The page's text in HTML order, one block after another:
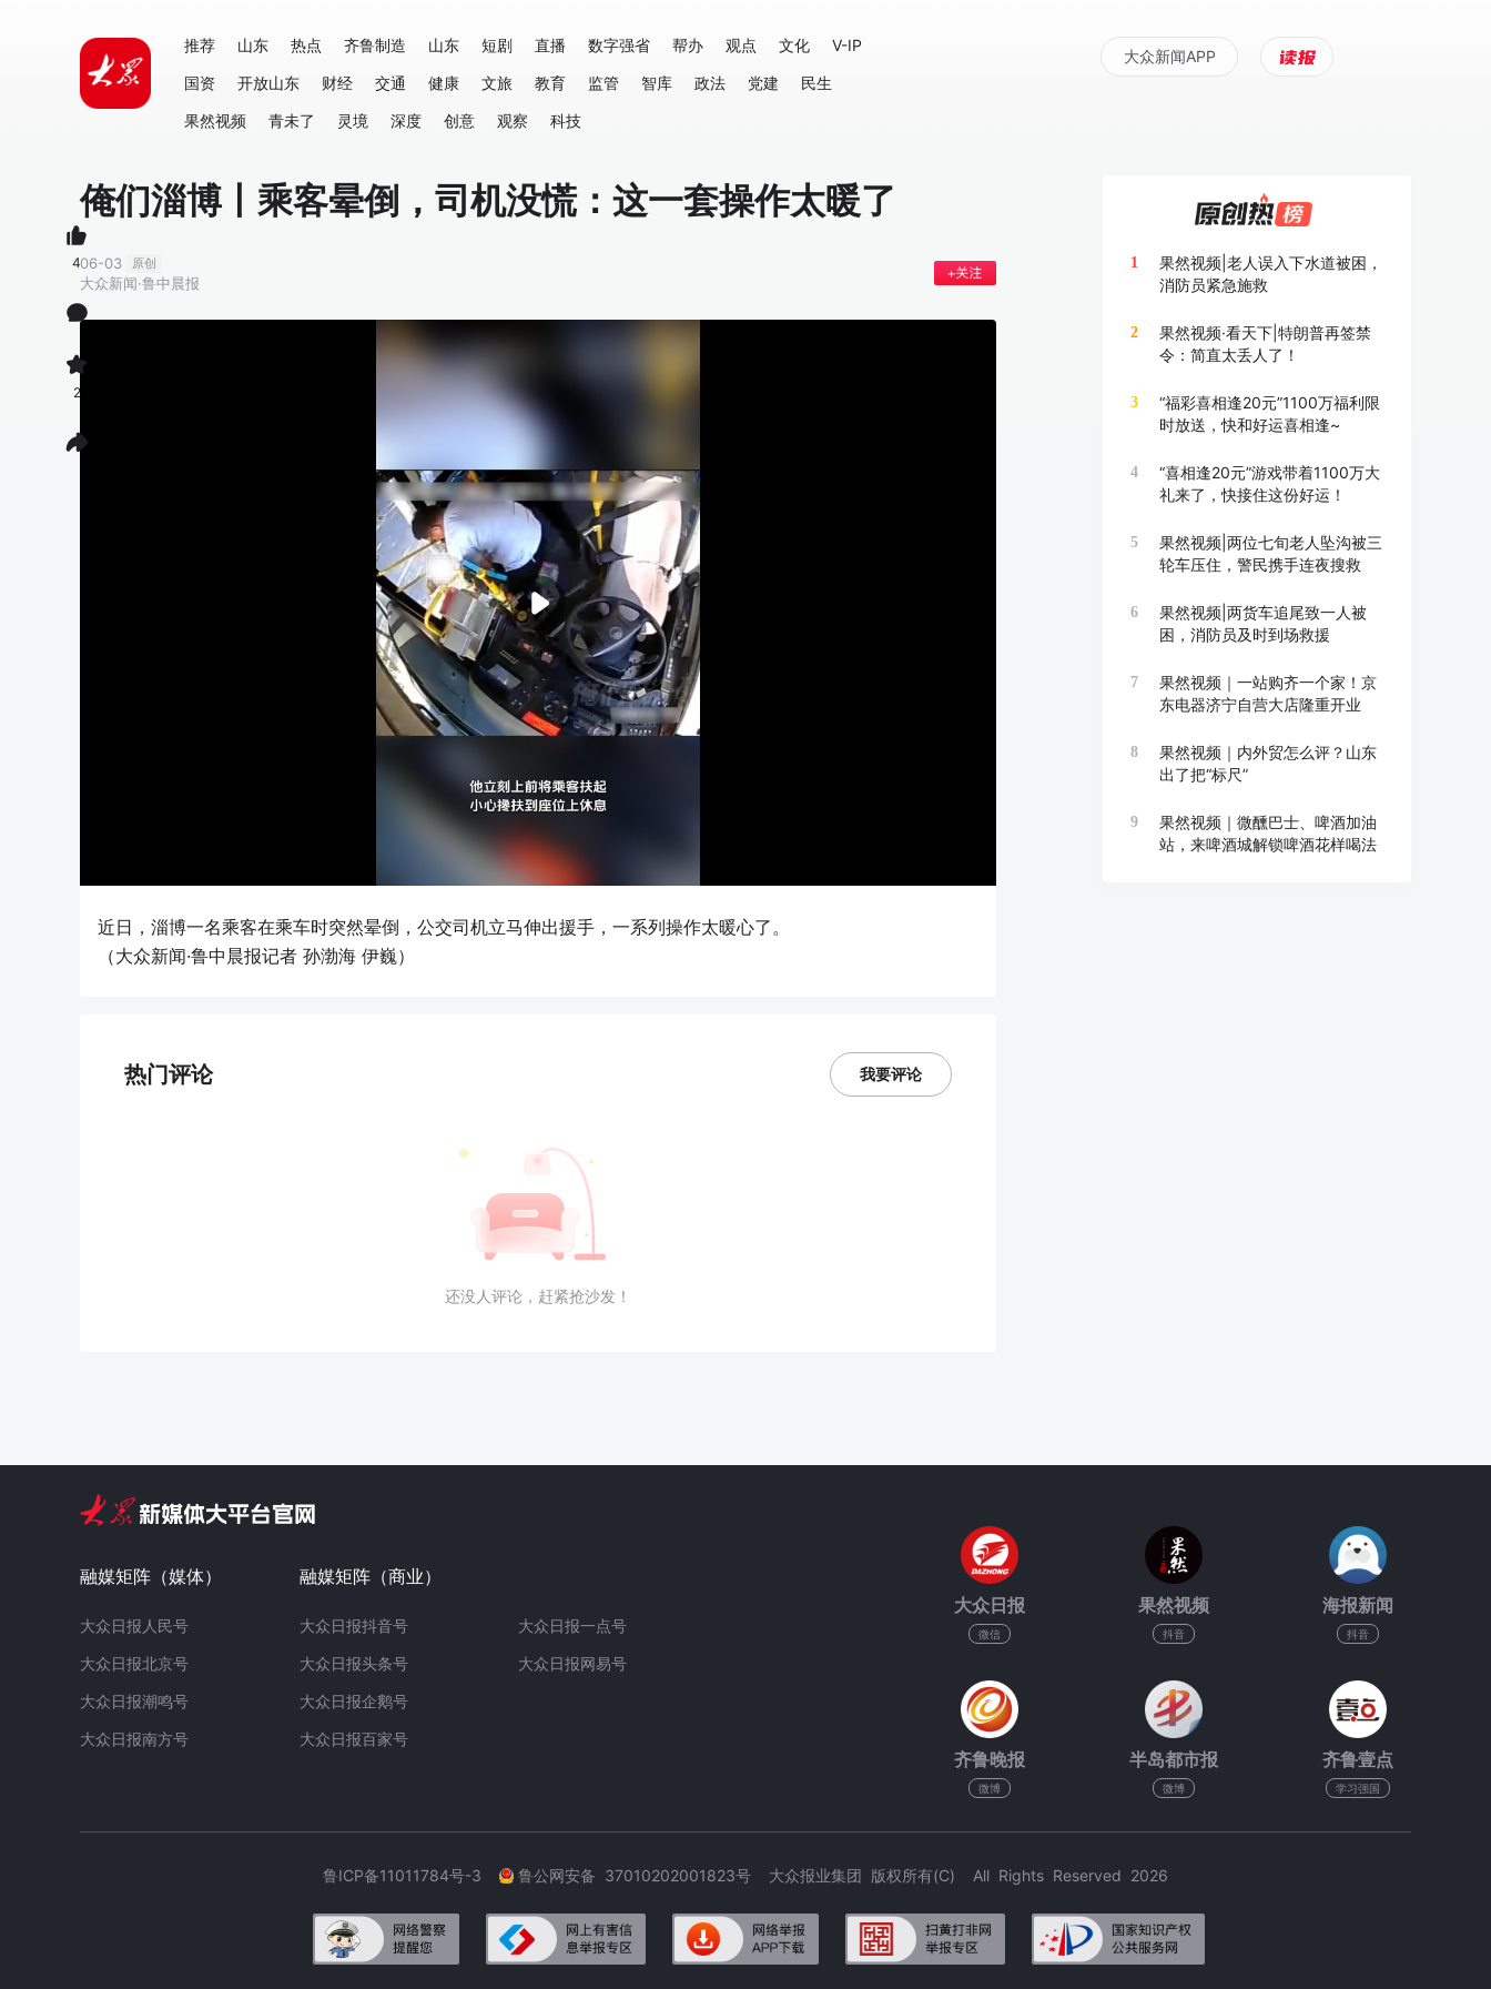
推荐 山东 热点 齐鲁制造 山东 短剧 直播 数字强省 帮办 观点 文化
V-IP
国资
开放山东 财经 交通 健康 文旅 教育 监管 智库 政法 党建
民生
果然视频
青未了 灵境 深度 创意 观察 科技
大众新闻APP
俺们淄博丨乘客晕倒，司机没慌：这一套操作太暖了
06-03 原创
大众新闻·鲁中晨报
近日，淄博一名乘客在乘车时突然晕倒，公交司机立马伸出援手，一系列操作太暖心了。
（大众新闻·鲁中晨报记者 孙渤海 伊巍）
热门评论 我要评论
还没人评论，赶紧抢沙发！
4
2
1
果然视频|老人误入下水道被困，
消防员紧急施救
2
果然视频·看天下|特朗普再签禁
令：简直太丢人了！
3
“福彩喜相逢20元”1100万福利限
时放送，快和好运喜相逢~
4
“喜相逢20元”游戏带着1100万大
礼来了，快接住这份好运！
5
果然视频|两位七旬老人坠沟被三
轮车压住，警民携手连夜搜救
6
果然视频|两货车追尾致一人被
困，消防员及时到场救援
7
果然视频｜一站购齐一个家！京
东电器济宁自营大店隆重开业
8
果然视频｜内外贸怎么评？山东
出了把“标尺”
9
果然视频｜微醺巴士、啤酒加油
站，来啤酒城解锁啤酒花样喝法
融媒矩阵（媒体）
大众日报人民号
大众日报北京号
大众日报潮鸣号
大众日报南方号
融媒矩阵（商业）
大众日报抖音号
大众日报头条号
大众日报企鹅号
大众日报百家号
大众日报一点号
大众日报网易号
大众日报
微信
果然视频
抖音
海报新闻
抖音
齐鲁晚报
微博
半岛都市报
微博
齐鲁壹点
学习强国
鲁ICP备11011784号-3 鲁公网安备 37010202001823号 大众报业集团 版权所有(C) All Rights Reserved 2026